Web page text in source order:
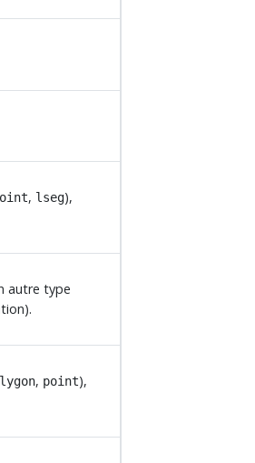
, lseg),
autre type
, point),